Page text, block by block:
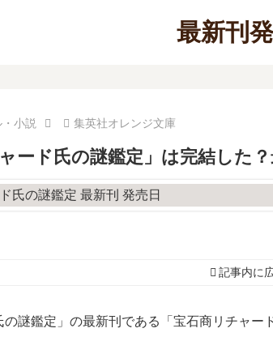
最新刊
小説 集英社オレンジ文庫
ード氏の謎鑑定」は完結した
記事内に
謎鑑定」の最新刊である「宝石商リチャ